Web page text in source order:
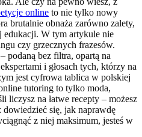
online to nie tylko nowy
brutalnie obnaża zarówno zalety,
edukacji. W tym artykule nie
czy grzecznych frazesów.
podaną bez filtra, opartą na
i głosach tych, którzy na
jest cyfrowa tablica w polskiej
tutoring to tylko moda,
liczysz na łatwe recepty – możesz
dowiedzieć się, jak naprawdę
z niej maksimum, jesteś w